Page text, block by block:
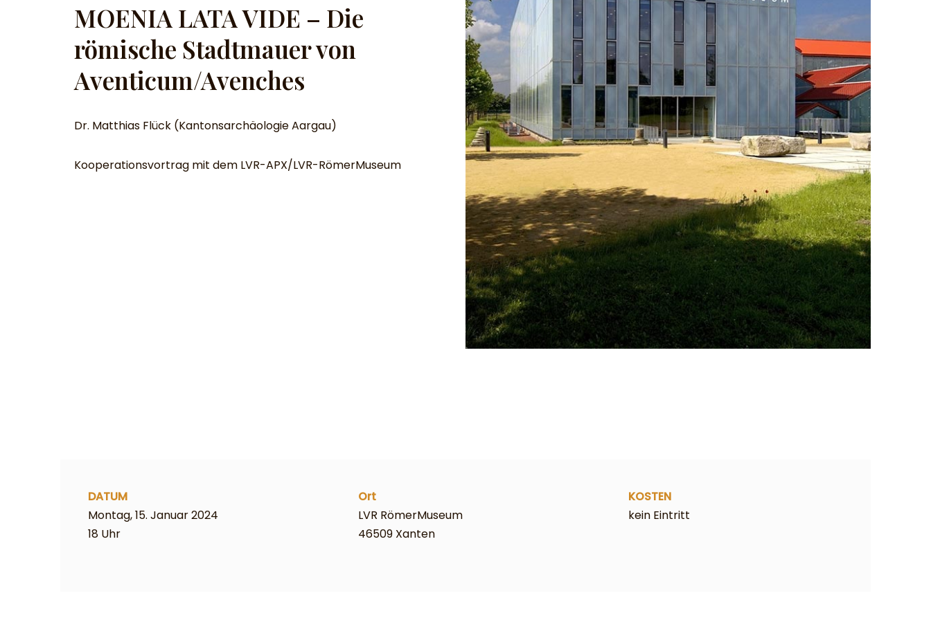
MOENIA LATA VIDE – Die
römische Stadtmauer von
Aventicum/Avenches
Dr. Matthias Flück (Kantonsarchäologie Aargau)
Kooperationsvortrag mit dem LVR-APX/LVR-RömerMuseum
DATUM
Montag, 15. Januar 2024
18 Uhr
Ort
LVR RömerMuseum
46509 Xanten
KOSTEN
kein Eintritt